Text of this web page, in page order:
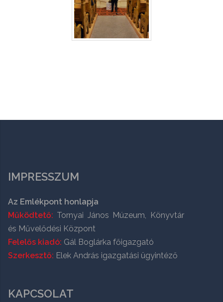
IMPRESSZUM
Az Emlékpont honlapja
Működtető: Tornyai János Múzeum, Könyvtár
és Művelődési Központ
Felelős kiadó: Gál Boglárka főigazgató
Szerkesztő: Elek András igazgatási ügyintéző
KAPCSOLAT